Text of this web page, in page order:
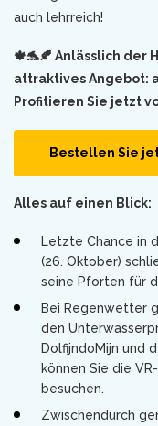
auch lehrreich!
🍁🐬🍂 Anlässlich
attraktives Angebot:
Profitieren Sie jetzt
Bestellen Sie
Alles auf einen Blick:
Letzte Chance in
(26. Oktober)
seine Pforten für
Bei Regenwetter
den
DolfijndoMijn und
können Sie die
besuchen.
Zwischendurch